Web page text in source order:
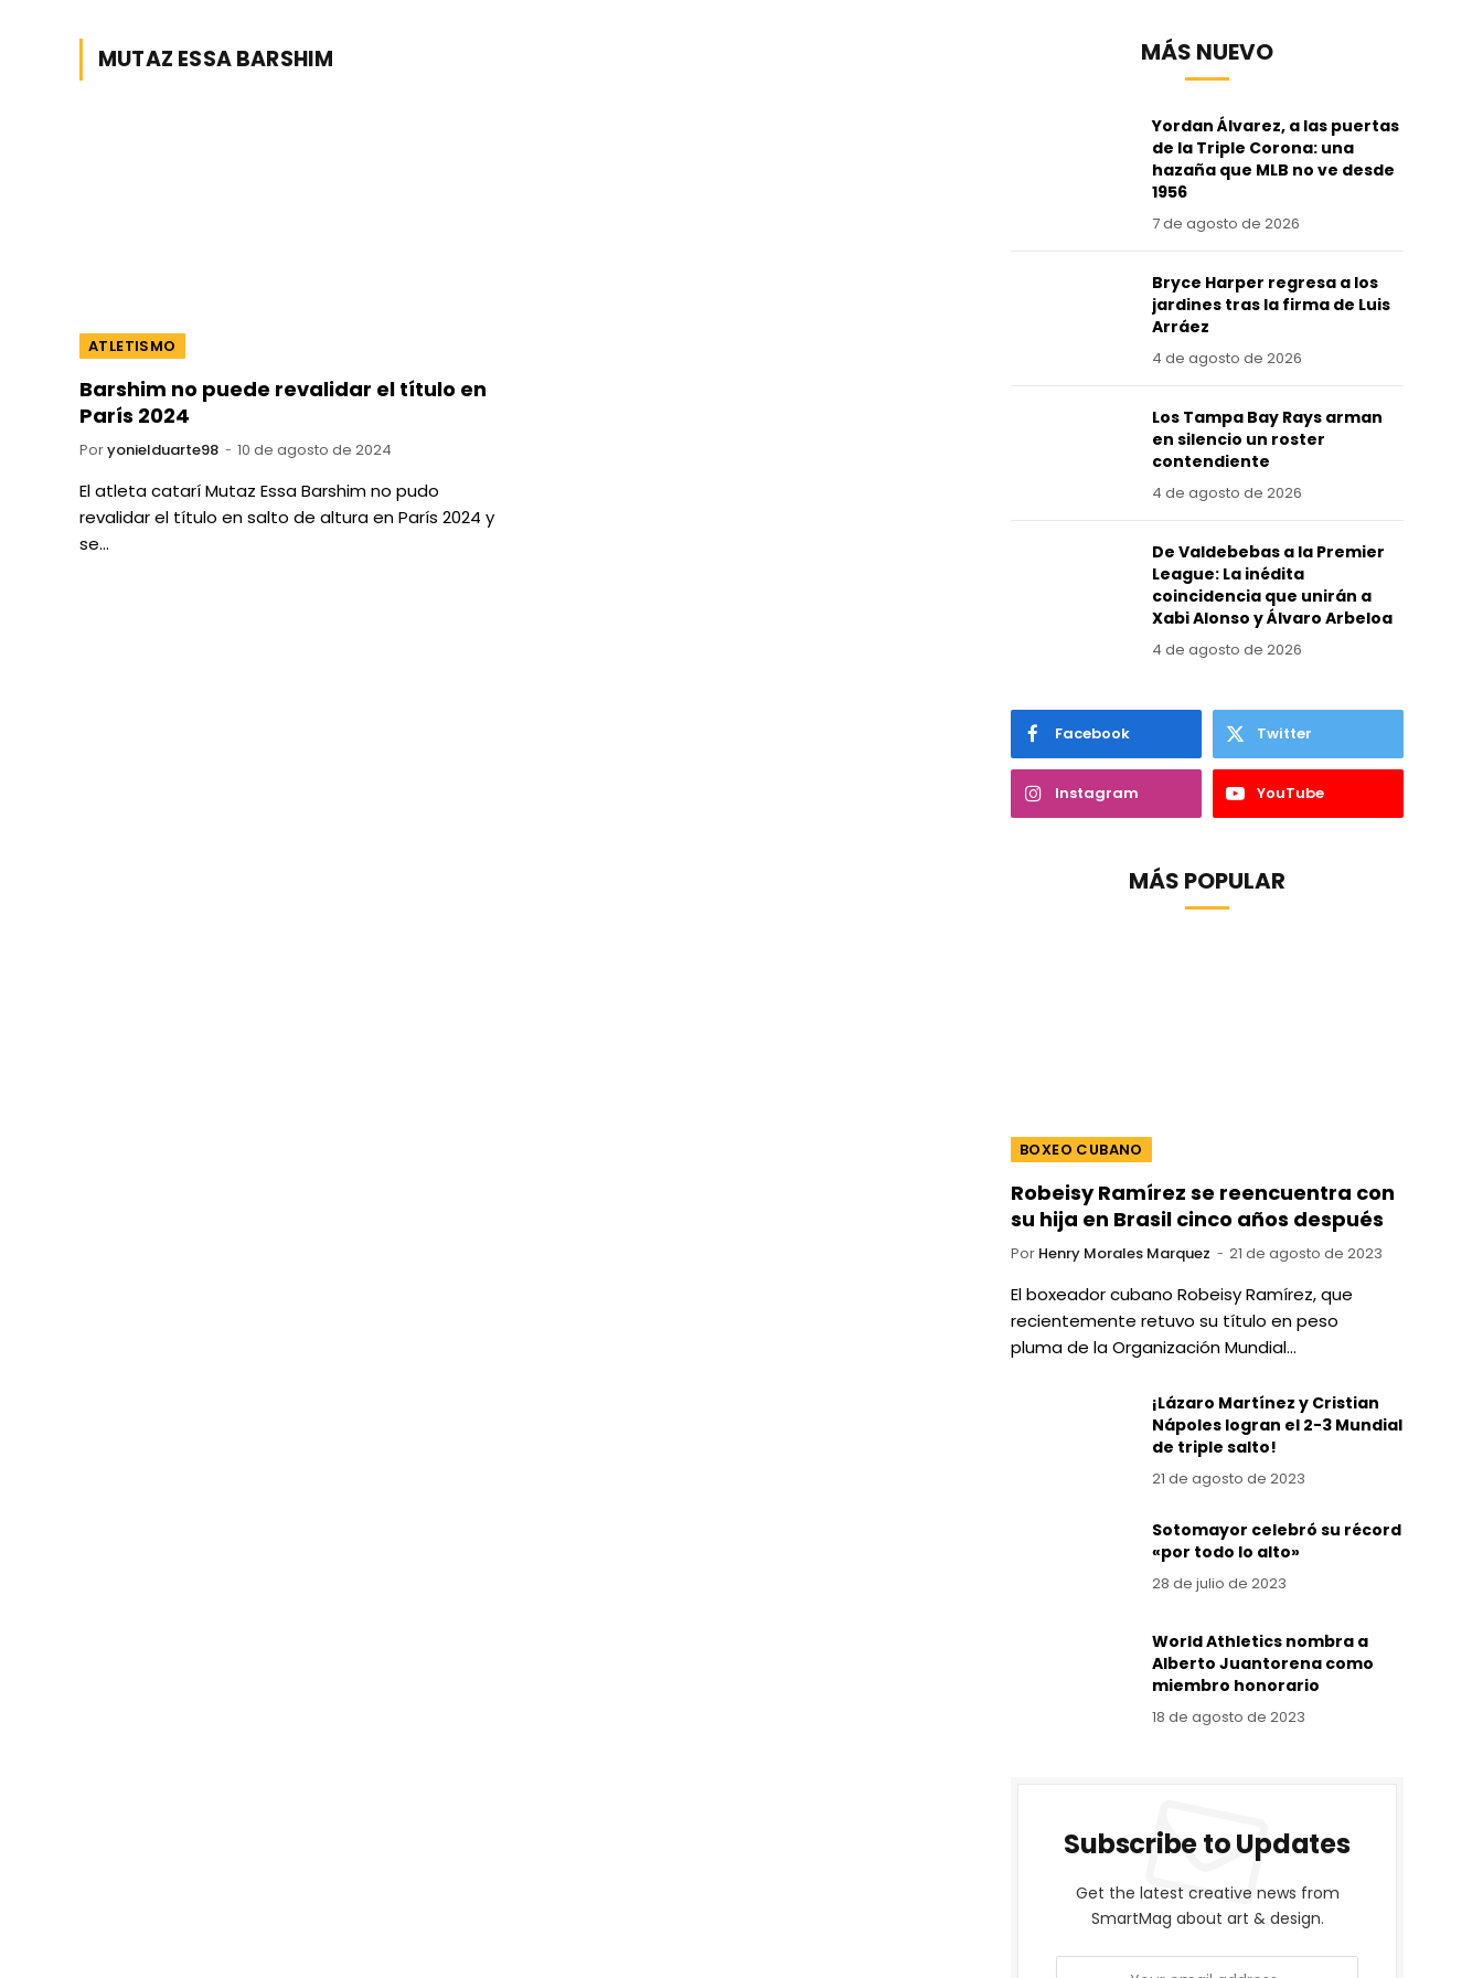
MUTAZ ESSA BARSHIM
ATLETISMO
Barshim no puede revalidar el título en
París 2024
Poryonielduarte98 10 de agosto de 2024
El atleta catarí Mutaz Essa Barshim no pudo
revalidar el título en salto de altura en París 2024 y
se…
MÁS NUEVO
Yordan Álvarez, a las puertas
de la Triple Corona: una
hazaña que MLB no ve desde
1956
7 de agosto de 2026
Bryce Harper regresa a los
jardines tras la firma de Luis
Arráez
4 de agosto de 2026
Los Tampa Bay Rays arman
en silencio un roster
contendiente
4 de agosto de 2026
De Valdebebas a la Premier
League: La inédita
coincidencia que unirán a
Xabi Alonso y Álvaro Arbeloa
4 de agosto de 2026
Facebook Twitter
Instagram YouTube
MÁS POPULAR
BOXEO CUBANO
Robeisy Ramírez se reencuentra con
su hija en Brasil cinco años después
Por Henry Morales Marquez 21 de agosto de 2023
El boxeador cubano Robeisy Ramírez, que
recientemente retuvo su título en peso
pluma de la Organización Mundial…
¡Lázaro Martínez y Cristian
Nápoles logran el 2-3 Mundial
de triple salto!
21 de agosto de 2023
Sotomayor celebró su récord
«por todo lo alto»
28 de julio de 2023
World Athletics nombra a
Alberto Juantorena como
miembro honorario
18 de agosto de 2023
Subscribe to Updates
Get the latest creative news from
SmartMag about art & design.